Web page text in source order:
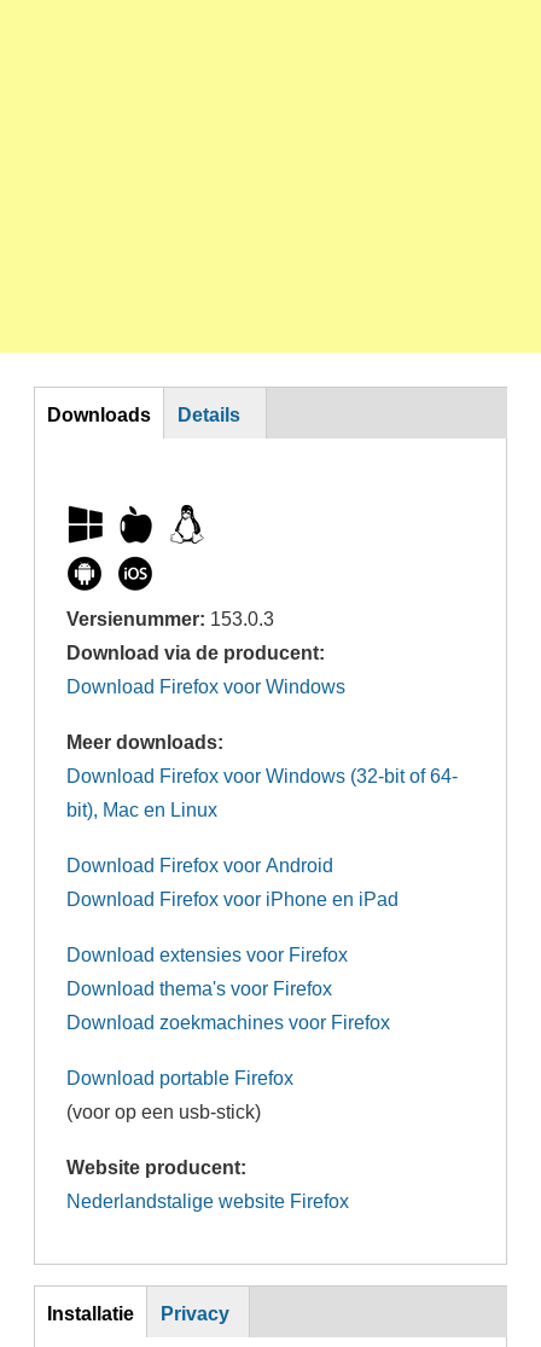
DL
Downloads Details
Versienummer: 153.0.3
Download via de producent:
Download Firefox voor Windows
Meer downloads:
Download Firefox voor Windows (32-bit of 64-
bit), Mac en Linux
Download Firefox voor Android
Download Firefox voor iPhone en iPad
Download extensies voor Firefox
Download thema's voor Firefox
Download zoekmachines voor Firefox
Download portable Firefox
(voor op een usb-stick)
Website producent:
Nederlandstalige website Firefox
Inst
Installatie
Privacy